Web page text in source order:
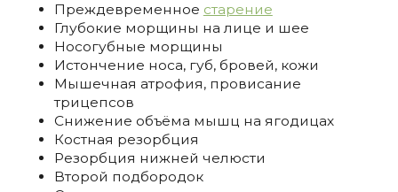
Преждевременное старение
Глубокие морщины на лице и шее
Носогубные морщины
Истончение носа, губ, бровей, кожи
Мышечная атрофия, провисание
трицепсов
Снижение объёма мышц на ягодицах
Костная резорбция
Резорбция нижней челюсти
Второй подбородок